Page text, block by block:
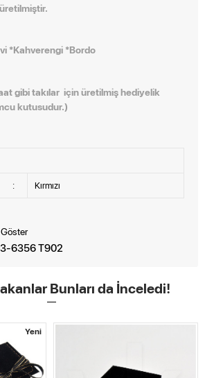
*Kahverengi *Bordo
gibi takılar için üretilmiş hediyelik
kutusudur.)
: Kırmızı
6356 T902
Bunları da İnceledi!